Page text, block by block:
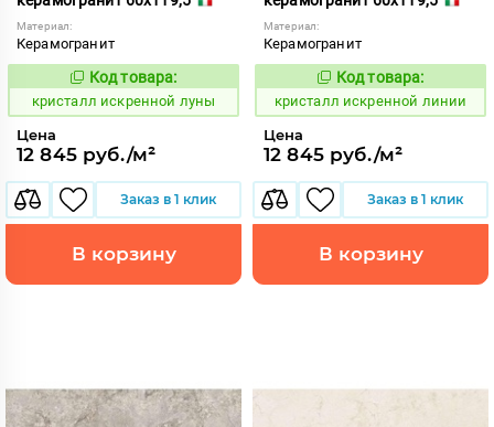
Материал:
Керамогранит
817045
Код товара:
кристалл искренной луны
Цена
12 845 руб./м²
Заказ в 1 клик
В корзину
Материал:
Керамогранит
817044
Код товара:
кристалл искренной линии
Цена
12 845 руб./м²
Заказ в 1 клик
В корзину